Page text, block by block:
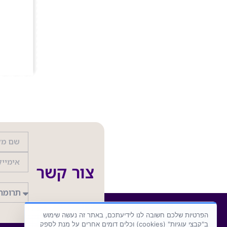
צור קשר
הפרטיות שלכם חשובה לנו לידיעתכם, באתר זה נעשה שימוש
ב"קבצי עוגיות" (cookies) וכלים דומים אחרים על מנת לספק